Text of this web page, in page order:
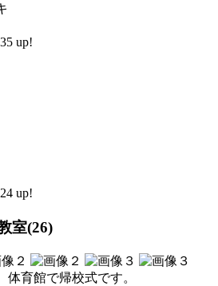
up!
up!
室(26)
育館で帰校式です。